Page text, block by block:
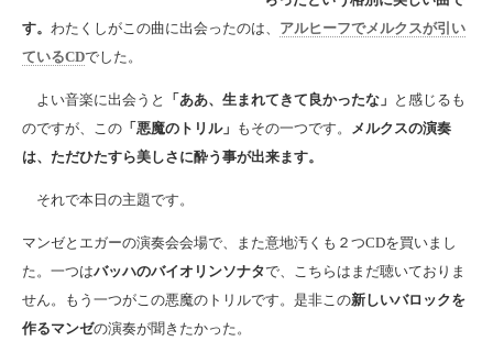
す。 わたくしがこの曲に出会ったのは、 アルヒーフでメルクスが引い
ているCDでした。
よい音楽に出会うと 「ああ、生まれてきて良かったな」 と感じるも
のですが、この 「悪魔のトリル」 もその一つです。 メルクスの演奏
は、ただひたすら美しさに酔う事が出来ます。
それで本日の主題です。
マンゼとエガーの演奏会会場で、また意地汚くも２つCDを買いまし
た。一つはバッハのバイオリンソナタで、こちらはまだ聴いておりま
せん。もう一つがこの悪魔のトリルです。是非この新しいバロックを
作るマンゼの演奏が聞きたかった。